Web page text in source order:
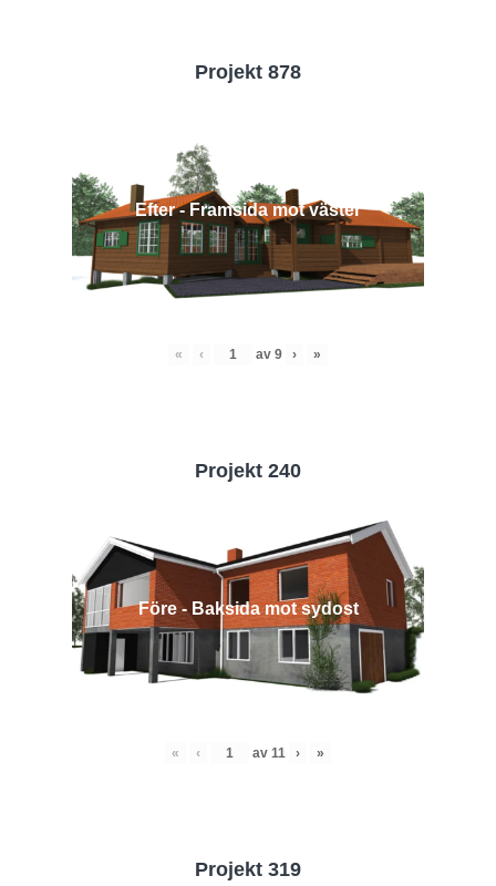
Projekt 878
Efter - Framsida mot väster
« ‹ av 9 › »
Projekt 240
Före - Baksida mot sydost
« ‹ av 11 › »
Projekt 319